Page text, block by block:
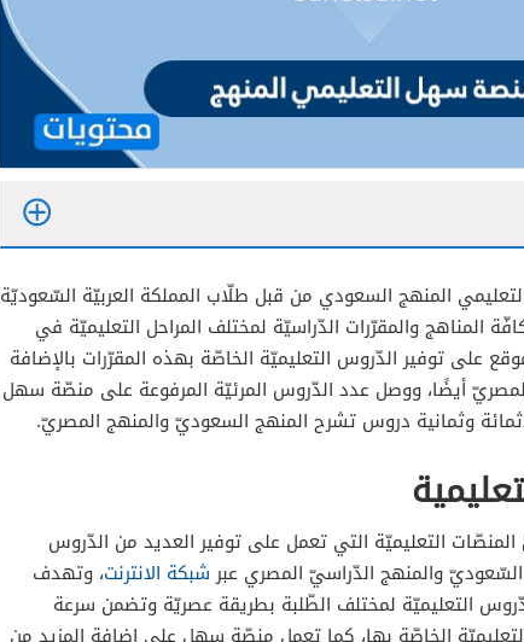
المنهج السعودي من قبل طلّاب المملكة العربيّة السّعوديّة
المناهج والمقرّرات الدّراسيّة لمختلف المراحل التعليميّة في
على توفير الدّروس التعليميّة الخاصّة بهذه المقرّرات بالإضافة
أيضًا، ووصل عدد الدّروس المرئيّة المرفوعة على منصّة سهل
وثمانية دروس تشرح المنهج السعوديّ والمنهج المصريّ.
التعليميّة التي تعمل على توفير العديد من الدّروس
والمنهج الدّراسيّ المصري عبرشبكة الانترنت، وتهدف
التعليميّة لمختلف الطّلبة بطريقة عصريّة وتضمن سرعة